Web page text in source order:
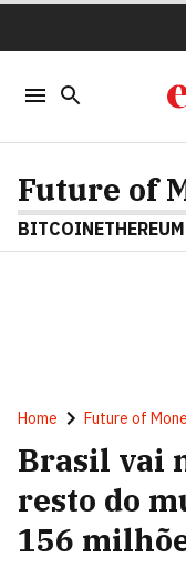
Future of
BITCOINETHEREUM
Home Future of
Brasil vai
resto do
156